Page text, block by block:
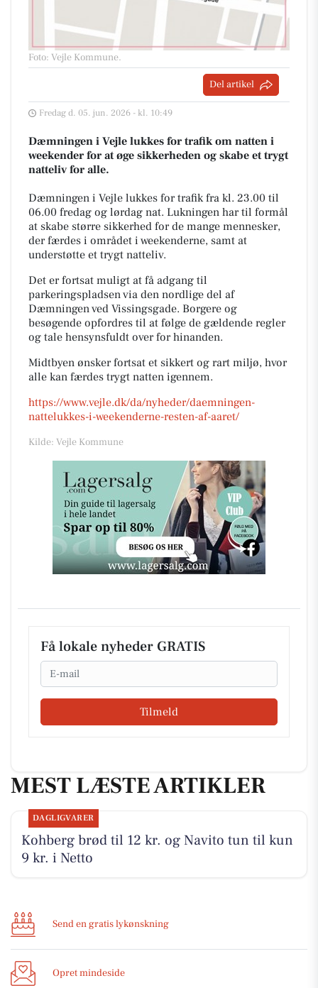
Foto: Vejle Kommune.
Del artikel
Fredag d. 05. jun. 2026 - kl. 10:49
Dæmningen i Vejle lukkes for trafik om natten i
weekender for at øge sikkerheden og skabe et trygt
natteliv for alle.
Dæmningen i Vejle lukkes for trafik fra kl. 23.00 til
06.00 fredag og lørdag nat. Lukningen har til formål
at skabe større sikkerhed for de mange mennesker,
der færdes i området i weekenderne, samt at
understøtte et trygt natteliv.
Det er fortsat muligt at få adgang til
parkeringspladsen via den nordlige del af
Dæmningen ved Vissingsgade. Borgere og
besøgende opfordres til at følge de gældende regler
og tale hensynsfuldt over for hinanden.
Midtbyen ønsker fortsat et sikkert og rart miljø, hvor
alle kan færdes trygt natten igennem.
https://www.vejle.dk/da/nyheder/daemningen-
nattelukkes-i-weekenderne-resten-af-aaret/
Kilde: Vejle Kommune
Få lokale nyheder GRATIS
Email
Tilmeld
MEST LÆSTE ARTIKLER
DAGLIGVARER
Kohberg brød til 12 kr. og Navito tun til kun
9 kr. i Netto
Send en gratis lykønskning
Opret mindeside